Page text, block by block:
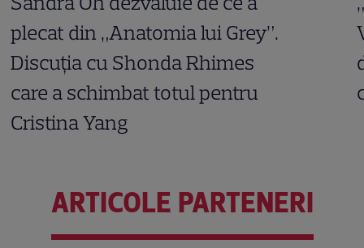
plecat din „Anatomia lui Grey”.
Discuția cu Shonda Rhimes
care a schimbat totul pentru
Cristina Yang
ARTICOLE PARTENERI